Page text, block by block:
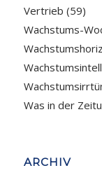
Vertrieb (59)
Wachstums-
Was in der
ARCHIV